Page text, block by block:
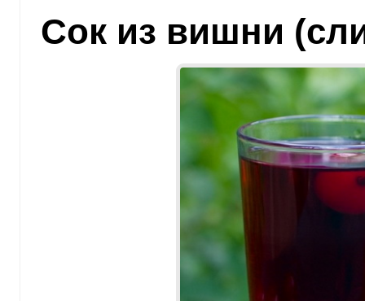
Сок из вишни